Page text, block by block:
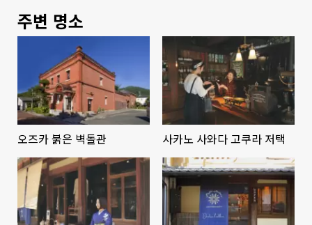
주변 명소
오즈카 붉은 벽돌관 사카노 사와다 고쿠라 저택